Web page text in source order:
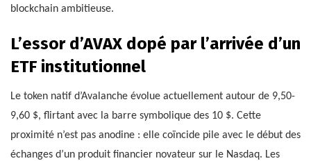
blockchain ambitieuse.
L’essor d’AVAX dopé par l’arrivée d’un
ETF institutionnel
Le token natif d’Avalanche évolue actuellement autour de 9,50-
9,60 $, flirtant avec la barre symbolique des 10 $. Cette
proximité n’est pas anodine : elle coïncide pile avec le début des
échanges d’un produit financier novateur sur le Nasdaq. Les